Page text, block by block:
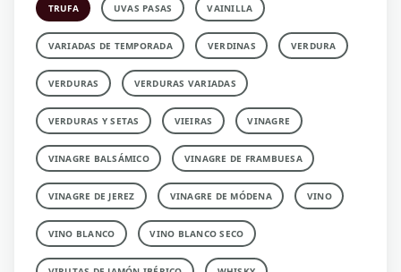
TRUFA UVAS PASAS VAINILLA
VARIADAS DE TEMPORADA VERDINAS VERDURA
VERDURAS VERDURAS VARIADAS
VERDURAS Y SETAS VIEIRAS VINAGRE
VINAGRE BALSÁMICO VINAGRE DE FRAMBUESA
VINAGRE DE JEREZ VINAGRE DE MÓDENA VINO
VINO BLANCO VINO BLANCO SECO